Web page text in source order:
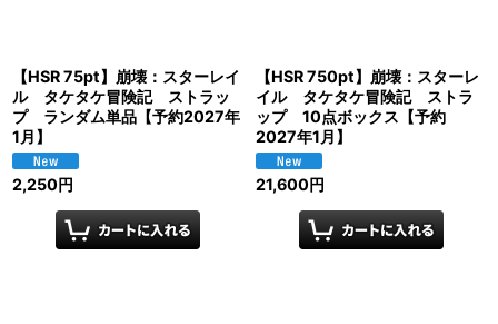
【HSR 75pt】崩壊：スターレイ
ル タケタケ冒険記 ストラッ
プ ランダム単品【予約2027年
1月】
2,250円
【HSR 750pt】崩壊：スターレ
イル タケタケ冒険記 ストラ
ップ 10点ボックス【予約
2027年1月】
21,600円